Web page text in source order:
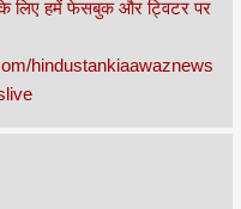
लिए हमें फेसबुक और ट्विटर पर
hindustankiaawaznews